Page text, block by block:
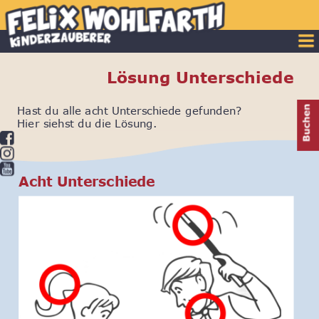
Lösung Unterschiede
Acht Unterschiede
Hast du alle acht Unterschiede gefunden?
Hier siehst du die Lösung.